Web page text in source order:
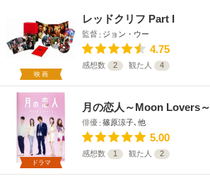
映画
レッドクリフ Part I
監督 ジョン・ウー
4.75
感想数 2 観た人 4
ドラマ
月の恋人～Moon Lovers～
俳優 篠原涼子､他
5.00
感想数 1 観た人 2